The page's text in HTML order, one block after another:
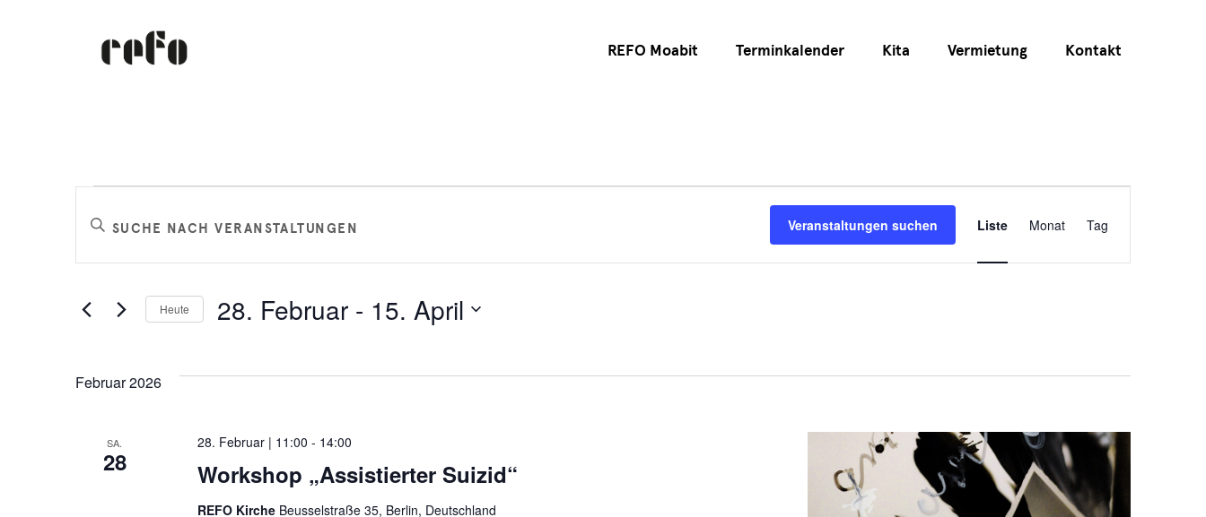
REFO Moabit Terminkalender Kita Vermietung Kontakt
Veranstaltungen
Veranstaltungen
Suche
und
Ansichten,
Schlüsselwort
eingeben.
nach
Veranstaltungen suchen
Ansichten-
Liste Monat Tag
Heute 28. Februar - 15. April
Februar 2026
SA.
28 Workshop „Assistierter Suizid“
28. Februar | 11:00 - 14:00
REFO Kirche Beusselstraße 35, Berlin, Deutschland